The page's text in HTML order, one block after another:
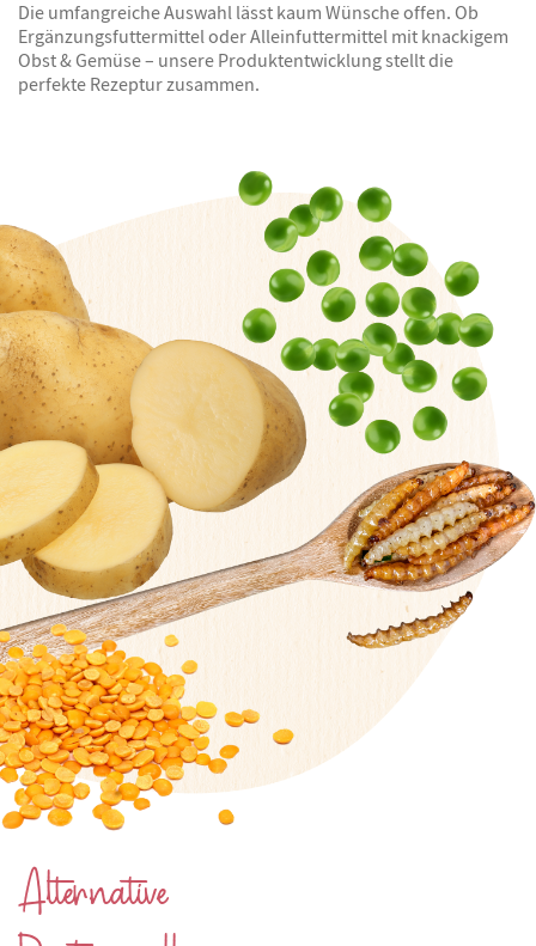
Die umfangreiche Auswahl lässt kaum Wünsche offen. Ob
Ergänzungsfuttermittel oder Alleinfuttermittel mit knackigem
Obst & Gemüse – unsere Produktentwicklung stellt die
perfekte Rezeptur zusammen.
Alternative